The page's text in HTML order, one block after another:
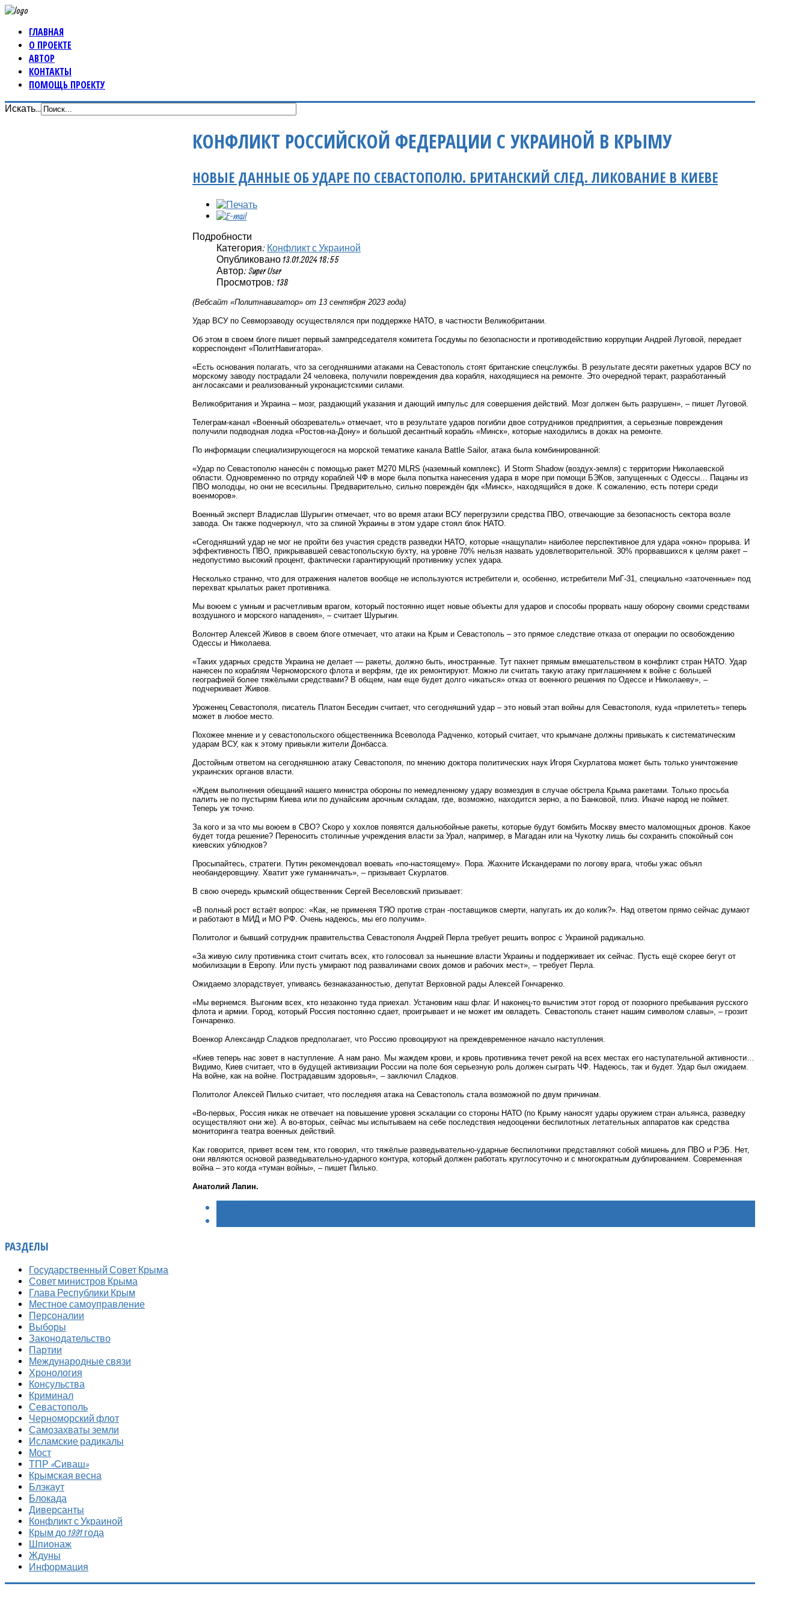
ГЛАВНАЯ
О ПРОЕКТЕ
АВТОР
КОНТАКТЫ
ПОМОЩЬ ПРОЕКТУ
Искать...
КОНФЛИКТ РОССИЙСКОЙ ФЕДЕРАЦИИ С УКРАИНОЙ В КРЫМУ
НОВЫЕ ДАННЫЕ ОБ УДАРЕ ПО СЕВАСТОПОЛЮ. БРИТАНСКИЙ СЛЕД. ЛИКОВАНИЕ В КИЕВЕ
Подробности
Категория: Конфликт с Украиной
Опубликовано 13.01.2024 18:55
Автор: Super User
Просмотров: 138
(Вебсайт «Политнавигатор» от 13 сентября 2023 года)
Удар ВСУ по Севморзаводу осуществлялся при поддержке НАТО, в частности Великобритании.
Об этом в своем блоге пишет первый зампредседателя комитета Госдумы по безопасности и противодействию коррупции Андрей Луговой, передает
корреспондент «ПолитНавигатора».
«Есть основания полагать, что за сегодняшними атаками на Севастополь стоят британские спецслужбы. В результате десяти ракетных ударов ВСУ по
морскому заводу пострадали 24 человека, получили повреждения два корабля, находящиеся на ремонте. Это очередной теракт, разработанный
англосаксами и реализованный укронацистскими силами.
Великобритания и Украина – мозг, раздающий указания и дающий импульс для совершения действий. Мозг должен быть разрушен», – пишет Луговой.
Телеграм-канал «Военный обозреватель» отмечает, что в результате ударов погибли двое сотрудников предприятия, а серьезные повреждения
получили подводная лодка «Ростов-на-Дону» и большой десантный корабль «Минск», которые находились в доках на ремонте.
По информации специализирующегося на морской тематике канала Battle Sailor, атака была комбинированной:
«Удар по Севастополю нанесён с помощью ракет M270 MLRS (наземный комплекс). И Storm Shadow (воздух-земля) с территории Николаевской
области. Одновременно по отряду кораблей ЧФ в море была попытка нанесения удара в море при помощи БЭКов, запущенных с Одессы… Пацаны из
ПВО молодцы, но они не всесильны. Предварительно, сильно повреждён бдк «Минск», находящийся в доке. К сожалению, есть потери среди
военморов».
Военный эксперт Владислав Шурыгин отмечает, что во время атаки ВСУ перегрузили средства ПВО, отвечающие за безопасность сектора возле
завода. Он также подчеркнул, что за спиной Украины в этом ударе стоял блок НАТО.
«Сегодняшний удар не мог не пройти без участия средств разведки НАТО, которые «нащупали» наиболее перспективное для удара «окно» прорыва. И
эффективность ПВО, прикрывавшей севастопольскую бухту, на уровне 70% нельзя назвать удовлетворительной. 30% прорвавшихся к целям ракет –
недопустимо высокий процент, фактически гарантирующий противнику успех удара.
Несколько странно, что для отражения налетов вообще не используются истребители и, особенно, истребители МиГ-31, специально «заточенные» под
перехват крылатых ракет противника.
Мы воюем с умным и расчетливым врагом, который постоянно ищет новые объекты для ударов и способы прорвать нашу оборону своими средствами
воздушного и морского нападения», – считает Шурыгин.
Волонтер Алексей Живов в своем блоге отмечает, что атаки на Крым и Севастополь – это прямое следствие отказа от операции по освобождению
Одессы и Николаева.
«Таких ударных средств Украина не делает — ракеты, должно быть, иностранные. Тут пахнет прямым вмешательством в конфликт стран НАТО. Удар
нанесен по кораблям Черноморского флота и верфям, где их ремонтируют. Можно ли считать такую атаку приглашением к войне с большей
географией более тяжёлыми средствами? В общем, нам еще будет долго «икаться» отказ от военного решения по Одессе и Николаеву», –
подчеркивает Живов.
Уроженец Севастополя, писатель Платон Беседин считает, что сегодняшний удар – это новый этап войны для Севастополя, куда «прилететь» теперь
может в любое место.
Похожее мнение и у севастопольского общественника Всеволода Радченко, который считает, что крымчане должны привыкать к систематическим
ударам ВСУ, как к этому привыкли жители Донбасса.
Достойным ответом на сегодняшнюю атаку Севастополя, по мнению доктора политических наук Игоря Скурлатова может быть только уничтожение
украинских органов власти.
«Ждем выполнения обещаний нашего министра обороны по немедленному удару возмездия в случае обстрела Крыма ракетами. Только просьба
палить не по пустырям Киева или по дунайским арочным складам, где, возможно, находится зерно, а по Банковой, плиз. Иначе народ не поймет.
Теперь уж точно.
За кого и за что мы воюем в СВО? Скоро у хохлов появятся дальнобойные ракеты, которые будут бомбить Москву вместо маломощных дронов. Какое
будет тогда решение? Переносить столичные учреждения власти за Урал, например, в Магадан или на Чукотку лишь бы сохранить спокойный сон
киевских ублюдков?
Просыпайтесь, стратеги. Путин рекомендовал воевать «по-настоящему». Пора. Жахните Искандерами по логову врага, чтобы ужас объял
необандеровщину. Хватит уже гуманничать», – призывает Скурлатов.
В свою очередь крымский общественник Сергей Веселовский призывает:
«В полный рост встаёт вопрос: «Как, не применяя ТЯО против стран -поставщиков смерти, напугать их до колик?». Над ответом прямо сейчас думают
и работают в МИД и МО РФ. Очень надеюсь, мы его получим».
Политолог и бывший сотрудник правительства Севастополя Андрей Перла требует решить вопрос с Украиной радикально.
«За живую силу противника стоит считать всех, кто голосовал за нынешние власти Украины и поддерживает их сейчас. Пусть ещё скорее бегут от
мобилизации в Европу. Или пусть умирают под развалинами своих домов и рабочих мест», – требует Перла.
Ожидаемо злорадствует, упиваясь безнаказанностью, депутат Верховной рады Алексей Гончаренко.
«Мы вернемся. Выгоним всех, кто незаконно туда приехал. Установим наш флаг. И наконец-то вычистим этот город от позорного пребывания русского
флота и армии. Город, который Россия постоянно сдает, проигрывает и не может им овладеть. Севастополь станет нашим символом славы», – грозит
Гончаренко.
Военкор Александр Сладков предполагает, что Россию провоцируют на преждевременное начало наступления.
«Киев теперь нас зовет в наступление. А нам рано. Мы жаждем крови, и кровь противника течет рекой на всех местах его наступательной активности…
Видимо, Киев считает, что в будущей активизации России на поле боя серьезную роль должен сыграть ЧФ. Надеюсь, так и будет. Удар был ожидаем.
На войне, как на войне. Пострадавшим здоровья», – заключил Сладков.
Политолог Алексей Пилько считает, что последняя атака на Севастополь стала возможной по двум причинам.
«Во-первых, Россия никак не отвечает на повышение уровня эскалации со стороны НАТО (по Крыму наносят удары оружием стран альянса, разведку
осуществляют они же). А во-вторых, сейчас мы испытываем на себе последствия недооценки беспилотных летательных аппаратов как средства
мониторинга театра военных действий.
Как говорится, привет всем тем, кто говорил, что тяжёлые разведывательно-ударные беспилотники представляют собой мишень для ПВО и РЭБ. Нет,
они являются основой разведывательно-ударного контура, который должен работать круглосуточно и с многократным дублированием. Современная
война – это когда «туман войны», – пишет Пилько.
Анатолий Лапин.
РАЗДЕЛЫ
Государственный Совет Крыма
Совет министров Крыма
Глава Республики Крым
Местное самоуправление
Персоналии
Выборы
Законодательство
Партии
Международные связи
Хронология
Консульства
Криминал
Севастополь
Черноморский флот
Самозахваты земли
Исламские радикалы
Мост
ТПР «Сиваш»
Крымская весна
Блэкаут
Блокада
Диверсанты
Конфликт с Украиной
Крым до 1991 года
Шпионаж
Ждуны
Информация